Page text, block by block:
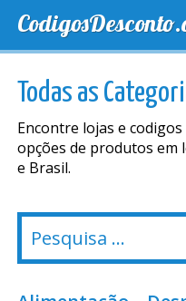
Todas as
Encontre lojas e
opções de produtos em
e Brasil.